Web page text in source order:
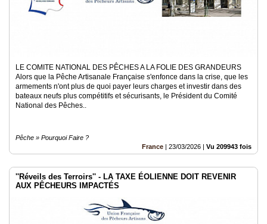
LE COMITE NATIONAL DES PÊCHES A LA FOLIE DES GRANDEURS
Alors que la Pêche Artisanale Française s'enfonce dans la crise, que les
armements n'ont plus de quoi payer leurs charges et investir dans des
bateaux neufs plus compétitifs et sécurisants, le Président du Comité
National des Pêches..
Pêche » Pourquoi Faire ?
France | 23/03/2026 | Vu 209943 fois
''Réveils des Terroirs'' - LA TAXE ÉOLIENNE DOIT REVENIR
AUX PÊCHEURS IMPACTÉS